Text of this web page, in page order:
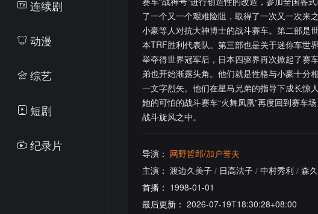
连续剧
动漫
综艺
短剧
纪录片
了一个又一个艰难险阻，取得了一次又一次来
小豪等人对抗大神博士的战斗赛车。第二部是
本TRF胜利代表队。第三部也是关于迷你车世
举夺得世界冠军后，日本四驱界再次掀起了赛
弟也开始渐露头角。他们就是性格与小豪十分
一文字烈矢。他们在星马兄弟的指导下成长惊
她的可怕的战斗赛车“火舞凤凰”再度回到赛车
战斗旋风之中。
导演： 网野哲郎/加户誉夫
主演： 渡边久美子 / 日高法子 / 中村秀利 / 森
首播： 1998-01-01
最后更新： 2026-07-19T18:30:28+08:00